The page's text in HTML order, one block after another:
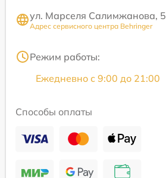
ул. Марселя Салимжанова, 5
Адрес сервисного центра Behringer
Режим работы:
Ежедневно с 9:00 до 21:00
Способы оплаты